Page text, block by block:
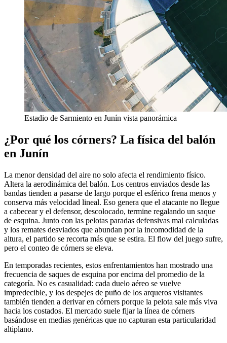
Estadio de Sarmiento en Junín vista panorámica
¿Por qué los córners? La física del balón
en Junín
La menor densidad del aire no solo afecta el rendimiento físico.
Altera la aerodinámica del balón. Los centros enviados desde las
bandas tienden a pasarse de largo porque el esférico frena menos y
conserva más velocidad lineal. Eso genera que el atacante no llegue
a cabecear y el defensor, descolocado, termine regalando un saque
de esquina. Junto con las pelotas paradas defensivas mal calculadas
y los remates desviados que abundan por la incomodidad de la
altura, el partido se recorta más que se estira. El flow del juego sufre,
pero el conteo de córners se eleva.
En temporadas recientes, estos enfrentamientos han mostrado una
frecuencia de saques de esquina por encima del promedio de la
categoría. No es casualidad: cada duelo aéreo se vuelve
impredecible, y los despejes de puño de los arqueros visitantes
también tienden a derivar en córners porque la pelota sale más viva
hacia los costados. El mercado suele fijar la línea de córners
basándose en medias genéricas que no capturan esta particularidad
altiplano.